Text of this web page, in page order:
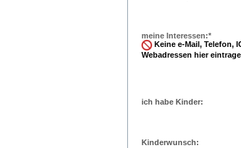
meine Interessen:*
Keine e-Mail, Telefon,
Webadressen hier
ich habe Kinder:
Kinderwunsch: